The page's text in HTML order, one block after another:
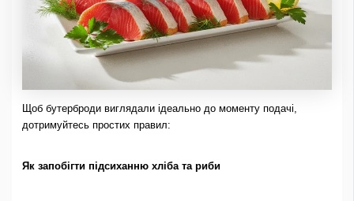
Щоб бутерброди виглядали ідеально до моменту подачі,
дотримуйтесь простих правил:
Як запобігти підсиханню хліба та риби